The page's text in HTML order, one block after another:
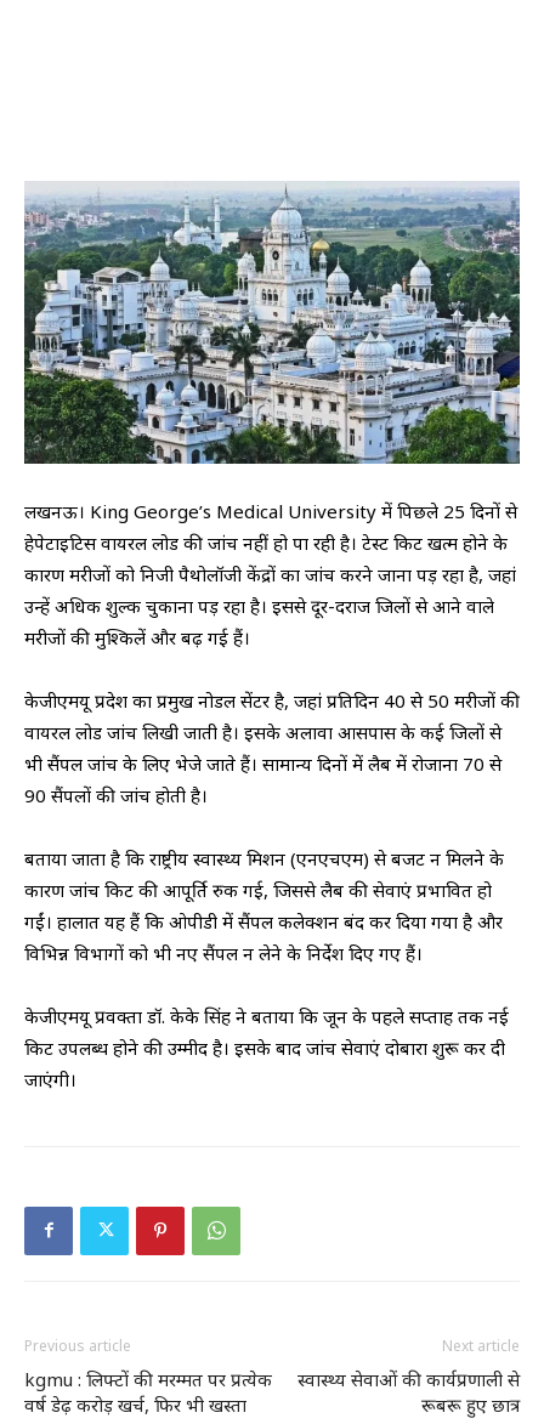
लखनऊ। King George’s Medical University में पिछले 25 दिनों से
हेपेटाइटिस वायरल लोड की जांच नहीं हो पा रही है। टेस्ट किट खत्म होने के
कारण मरीजों को निजी पैथोलॉजी केंद्रों का जांच करने जाना पड़ रहा है, जहां
उन्हें अधिक शुल्क चुकाना पड़ रहा है। इससे दूर-दराज जिलों से आने वाले
मरीजों की मुश्किलें और बढ़ गई हैं।
केजीएमयू प्रदेश का प्रमुख नोडल सेंटर है, जहां प्रतिदिन 40 से 50 मरीजों की
वायरल लोड जांच लिखी जाती है। इसके अलावा आसपास के कई जिलों से
भी सैंपल जांच के लिए भेजे जाते हैं। सामान्य दिनों में लैब में रोजाना 70 से
90 सैंपलों की जांच होती है।
बताया जाता है कि राष्ट्रीय स्वास्थ्य मिशन (एनएचएम) से बजट न मिलने के
कारण जांच किट की आपूर्ति रुक गई, जिससे लैब की सेवाएं प्रभावित हो
गईं। हालात यह हैं कि ओपीडी में सैंपल कलेक्शन बंद कर दिया गया है और
विभिन्न विभागों को भी नए सैंपल न लेने के निर्देश दिए गए हैं।
केजीएमयू प्रवक्ता डॉ. केके सिंह ने बताया कि जून के पहले सप्ताह तक नई
किट उपलब्ध होने की उम्मीद है। इसके बाद जांच सेवाएं दोबारा शुरू कर दी
जाएंगी।
Previous article
kgmu : लिफ्टों की मरम्मत पर प्रत्येक
वर्ष डेढ़ करोड़ खर्च, फिर भी खस्ता
Next article
स्वास्थ्य सेवाओं की कार्यप्रणाली से
रूबरू हुए छात्र